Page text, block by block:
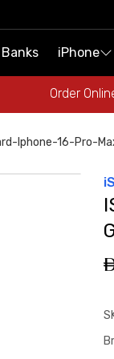
iPhone
Order
iPhone
Order
Iphone-16-Pro-